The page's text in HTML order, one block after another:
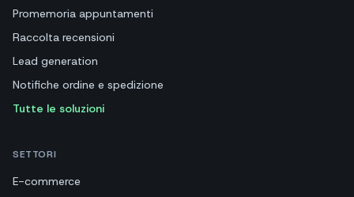
Promemoria appuntamenti
Raccolta recensioni
Lead generation
Notifiche ordine e spedizione
Tutte le soluzioni
SETTORI
E-commerce